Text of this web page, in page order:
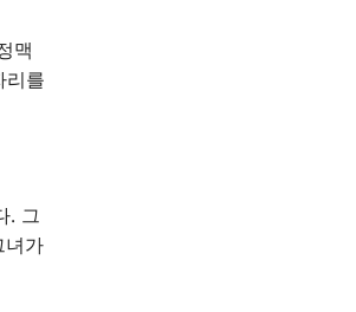
맥
리를
. 그
녀가